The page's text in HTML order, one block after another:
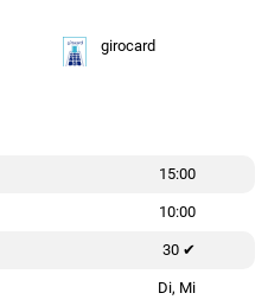
girocard
15:00
10:00
30 ✔
Di, Mi